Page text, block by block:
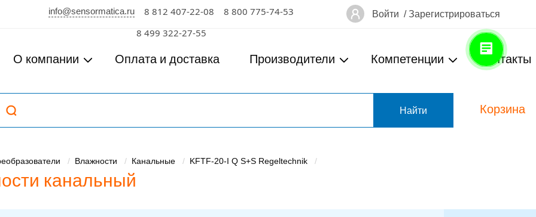
info@sensormatica.ru 8 812 407-22-08
8 800 775-74-53
8 499 322-27-55
Войти /Зарегистрироваться
О компании Оплата и доставка Производители Компетенции Контакты
Корзина
Влажности Канальные KFTF-20-I Q S+S Regeltechnik
канальный